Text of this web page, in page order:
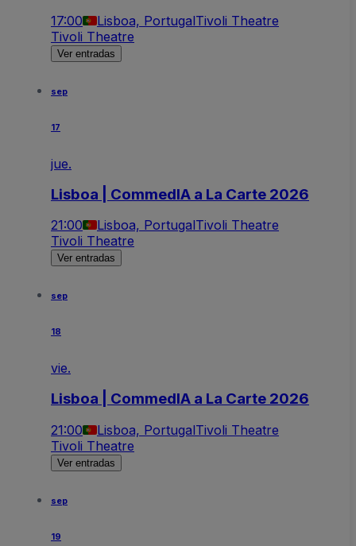
17:00 Lisboa, PortugalTivoli Theatre
Tivoli Theatre
Ver entradas
sep
17
jue.
Lisboa | CommedIA a La Carte 2026
21:00 Lisboa, PortugalTivoli Theatre
Tivoli Theatre
Ver entradas
sep
18
vie.
Lisboa | CommedIA a La Carte 2026
21:00 Lisboa, PortugalTivoli Theatre
Tivoli Theatre
Ver entradas
sep
19